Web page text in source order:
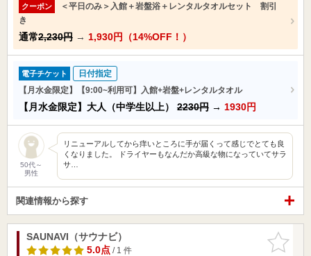
クーポン
＜平日のみ＞入館＋岩盤浴＋レンタルタオルセット 割引
き
通常2,230円 → 1,930円（14%OFF！）
電子チケット
日付指定
【月水金限定】【9:00~利用可】入館+岩盤+レンタルタオル
【月水金限定】大人（中学生以上） 2230円 → 1930円
50代～
男性
リニューアルしてから痒いところに手が届くって感じでとても良
くなりました。 ドライヤーもなんだか高級な物になっていてサラ
サ…
関連情報から探す
お気に入
りに追加
SAUNAVI（サウナビ）
5.0点/ 1 件